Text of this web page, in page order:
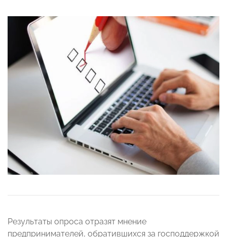
Результаты опроса отразят мнение
предпринимателей, обратившихся за господдержкой